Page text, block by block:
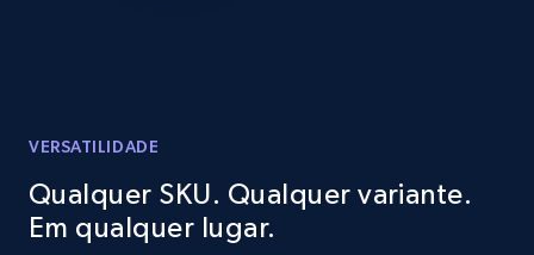
URL, Product id, Listing inventory id, Title, Rating,
Reviews count shop, Reviews count item, Initial
VERSATILIDADE
Qualquer SKU. Qualquer variante.
Em qualquer lugar.